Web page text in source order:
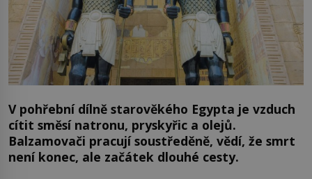
V pohřební dílně starověkého Egypta je vzduch
cítit směsí natronu, pryskyřic a olejů.
Balzamovači pracují soustředěně, vědí, že smrt
není konec, ale začátek dlouhé cesty.